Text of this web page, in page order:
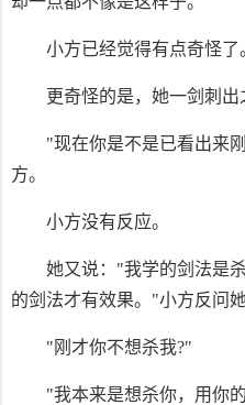
小方已经觉得有点奇怪了
更奇怪的是，她一剑刺出
"现在你是不是已看出来
方。
小方没有反应。
她又说："我学的剑法是
的剑法才有效果。"小方反问她
"刚才你不想杀我?"
"我本来是想杀你，用你